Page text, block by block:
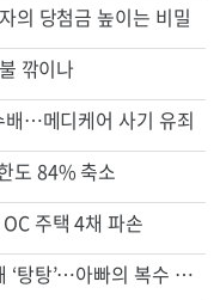
의 당첨금 높이는 비밀
깎이나
…메디케어 사기 유죄
도 84% 축소
주택 4채 파손
“내 딸 건드렸지” 성폭행범 유인해 ‘탕탕’…아빠의 복수 결말